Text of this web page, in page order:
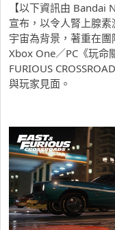
【以下資訊由 Bandai
宣布，以令人腎上腺素
宇宙為背景，著重在
Xbox One／PC《玩命
FURIOUS
與玩家見面。